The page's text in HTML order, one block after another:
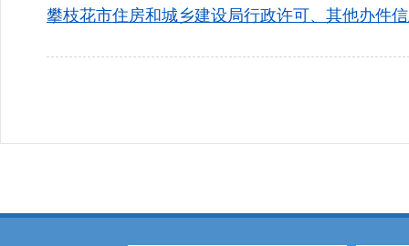
攀枝花市住房和城乡建设局行政许可、其他办件